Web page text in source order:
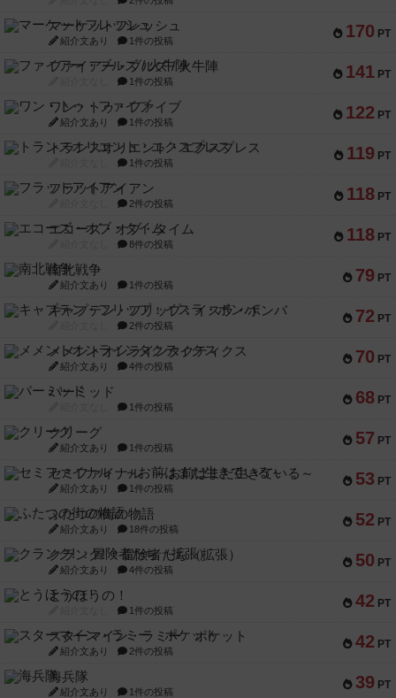
170 PT
マーケットフレッシュ
紹介文あり 1件の投稿
141 PT
ファイアー・ブルズ / 火牛陣
1件の投稿
122 PT
ワン・トゥ・ファイブ
紹介文あり 1件の投稿
119 PT
トランスオリエント・エクスプレス
1件の投稿
118 PT
フラットアイアン
2件の投稿
118 PT
エコーズ・オブ・タイム
8件の投稿
79 PT
南北戦争
紹介文あり 1件の投稿
72 PT
キャプテン・フリップ：イスラ・ボンバ
2件の投稿
70 PT
メメントオンラインタクティクス
紹介文あり 4件の投稿
68 PT
パーミッド
1件の投稿
57 PT
クリーグ
紹介文あり 1件の投稿
53 PT
セミファイナル ～お前はまだ生きている～
紹介文あり 1件の投稿
52 PT
ふたつの街の物語
紹介文あり 18件の投稿
50 PT
クランク! ：冒険者たち（拡張）
紹介文あり 4件の投稿
42 PT
とうほうの！
1件の投稿
42 PT
スターマイン・ラミー ポケット
紹介文あり 2件の投稿
39 PT
海兵隊
紹介文あり 1件の投稿